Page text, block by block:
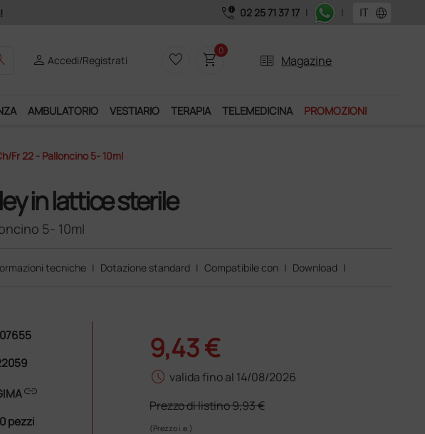
call_quality 02 25 71 37 17 | | language
personAccedi/Registrati favorite_border shopping_cart0
two_pager Magazine
AMBULATORIO VESTIARIO TERAPIA TELEMEDICINA PROMOZIONI
fr 22 - Palloncino 5- 10ml
in lattice sterile
5- 10ml
tecniche | Dotazione standard | Compatibile con | Download |
link
pezzi
9,43 €
schedule valida fino al 14/08/2026
Prezzo di listino9,93 €
(Prezzo i.e.)